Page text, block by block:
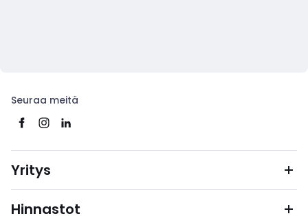
Seuraa meitä
Yritys
Hinnastot